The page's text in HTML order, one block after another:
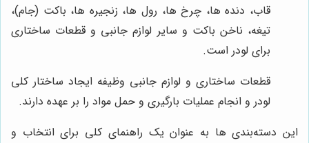
قاب، دنده ‌ها، چرخ ‌ها، رول‌ ها، زنجیره‌ ها، باکت (جام)،
تیغه، ناخن باکت و سایر لوازم جانبی و قطعات ساختاری
برای لودر است.
قطعات ساختاری و لوازم جانبی وظیفه ایجاد ساختار کلی
لودر و انجام عملیات بارگیری و حمل مواد را بر عهده دارند.
این دسته‌بندی‌ ها به عنوان یک راهنمای کلی برای انتخاب و